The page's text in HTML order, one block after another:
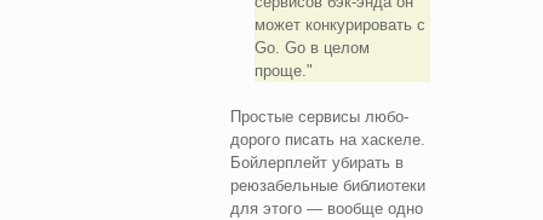
может конкурировать с
Go. Go в целом
проще.
Простые сервисы любо-
дорого писать на хаскеле.
Бойлерплейт убирать в
реюзабельные библиотеки
для этого — вообще одно